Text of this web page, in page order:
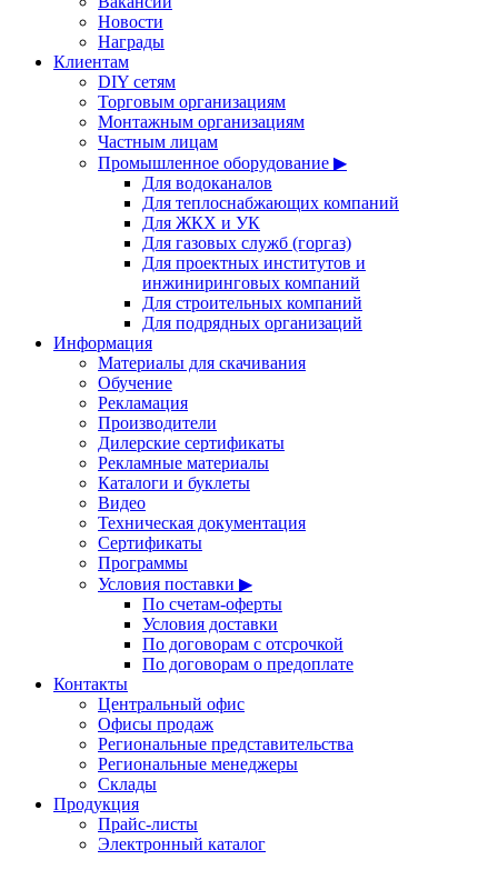
Новости
Награды
Клиентам
DIY сетям
Торговым организациям
Монтажным организациям
Частным лицам
Промышленное оборудование ▶
Для водоканалов
Для теплоснабжающих компаний
Для ЖКХ и УК
Для газовых служб (горгаз)
Для проектных институтов и
инжиниринговых компаний
Для строительных компаний
Для подрядных организаций
Информация
Материалы для скачивания
Обучение
Рекламация
Производители
Дилерские сертификаты
Рекламные материалы
Каталоги и буклеты
Видео
Техническая документация
Сертификаты
Программы
Условия поставки ▶
По счетам-оферты
Условия доставки
По договорам с отсрочкой
По договорам о предоплате
Контакты
Центральный офис
Офисы продаж
Региональные представительства
Региональные менеджеры
Склады
Продукция
Прайс-листы
Электронный каталог